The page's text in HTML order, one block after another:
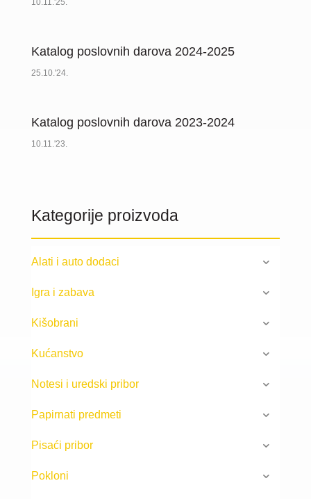
10.11.'25.
Katalog poslovnih darova 2024-2025
25.10.'24.
Katalog poslovnih darova 2023-2024
10.11.'23.
Kategorije proizvoda
Alati i auto dodaci
Igra i zabava
Kišobrani
Kućanstvo
Notesi i uredski pribor
Papirnati predmeti
Pisaći pribor
Pokloni